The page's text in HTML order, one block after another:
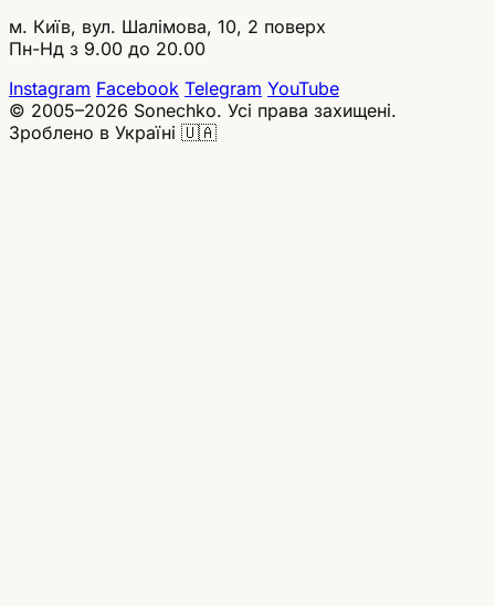
м. Київ, вул. Шалімова, 10, 2 поверх
Пн-Нд з 9.00 до 20.00
Instagram Facebook Telegram YouTube
© 2005–2026 Sonechko. Усі права захищені.
Зроблено в Україні 🇺🇦